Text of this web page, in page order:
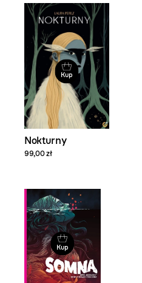
Kup
Nokturny
99,00 zł
Kup